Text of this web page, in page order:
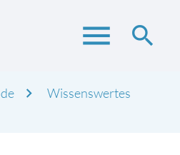
menu search
Wissenswertes